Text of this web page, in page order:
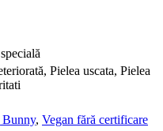
Pielea uscata, Pielea
, Vegan fără certificare